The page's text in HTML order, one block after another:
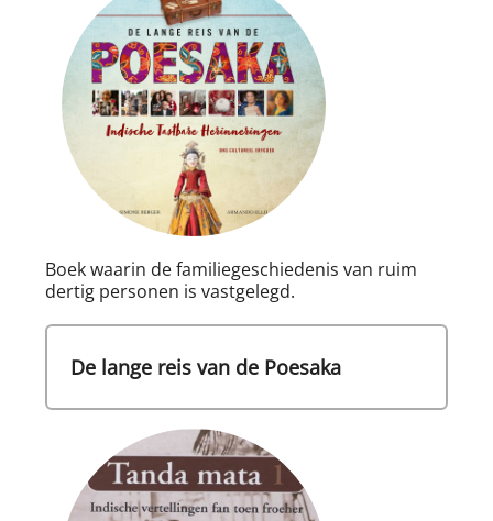
Boek waarin de familiegeschiedenis van ruim
dertig personen is vastgelegd.
De lange reis van de Poesaka